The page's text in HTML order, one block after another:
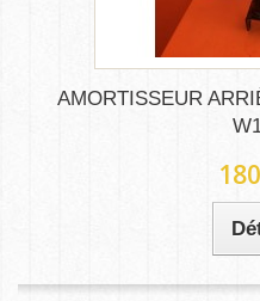
AMORTISSEUR